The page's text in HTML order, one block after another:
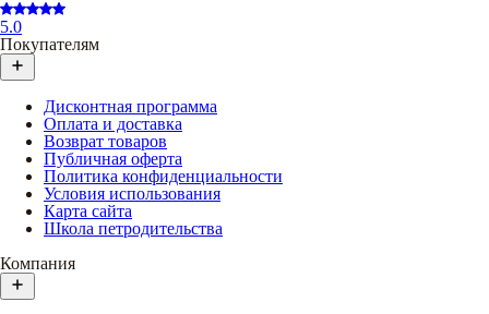
5.0
Покупателям
Дисконтная программа
Оплата и доставка
Возврат товаров
Публичная оферта
Политика конфиденциальности
Условия использования
Карта сайта
Школа петродительства
Компания